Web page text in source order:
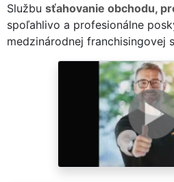
Službu sťahovanie obchodu,
spoľahlivo a profesionálne
medzinárodnej franchisingovej